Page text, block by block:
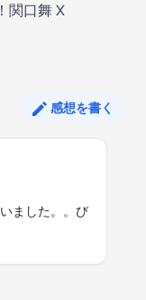
関口舞 X
感想を書く
ました。。び